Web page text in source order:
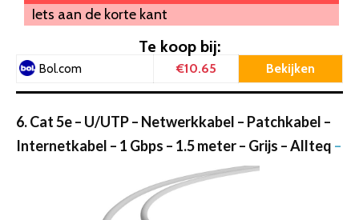
Iets aan de korte kant
Te koop bij:
Bol.com €10.65 Bekijken
6. Cat 5e – U/UTP – Netwerkkabel – Patchkabel –
Internetkabel – 1 Gbps – 1.5 meter – Grijs – Allteq –